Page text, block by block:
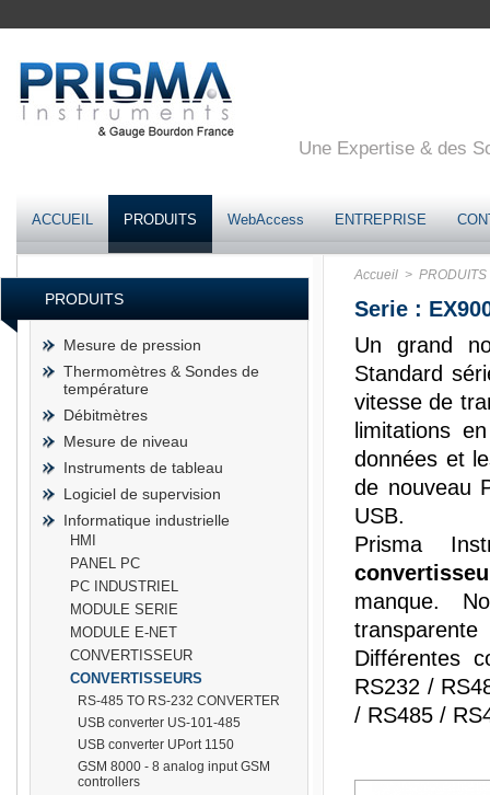
Une Expertise & des
ACCUEIL PRODUITS WebAccess ENTREPRISE
PRODUITS
Mesure de pression
Thermomètres & Sondes de
température
Débitmètres
Mesure de niveau
Instruments de tableau
Logiciel de supervision
Informatique industrielle
HMI
PANEL PC
PC INDUSTRIEL
MODULE SERIE
MODULE E-NET
CONVERTISSEUR
CONVERTISSEURS
RS-485 TO RS-232 CONVERTER
USB converter US-101-485
USB converter UPort 1150
GSM 8000 - 8 analog input GSM
controllers
Accueil > PRODUITS
Serie :
Un grand
Standard
vitesse de
limitations
données et
de nouveau
USB.
Prisma
manque.
Différentes
RS232 /
/ RS485 /